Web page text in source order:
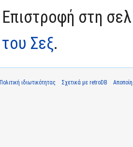
Επιστροφή στη
του Σεξ.
Πολιτική ιδιωτικότητας Σχετικά με retroDB